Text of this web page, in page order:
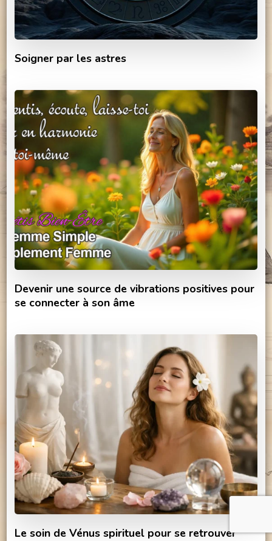
Soigner par les astres
Devenir une source de vibrations positives pour
se connecter à son âme
Le soin de Vénus spirituel pour se retrouver